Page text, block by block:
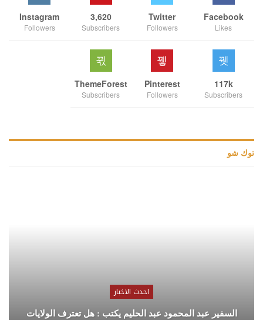
Facebook
Likes
Twitter
Followers
3,620
Subscribers
Instagram
Followers
117k
Subscribers
Pinterest
Followers
ThemeForest
Subscribers
توك شو
احدث الاخبار
السفير عبد المحمود عبد الحليم يكتب : هل تعترف الولايات